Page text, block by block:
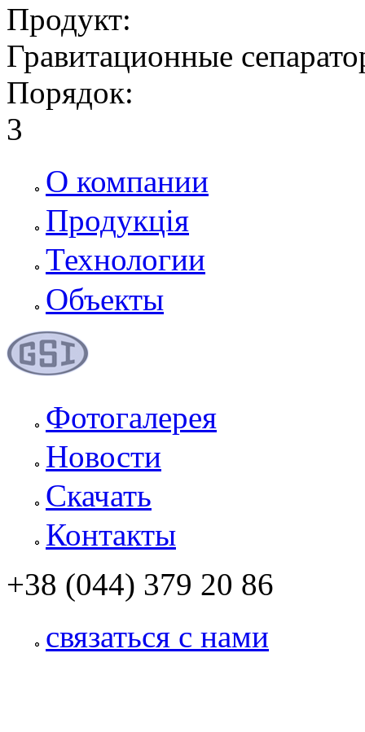
Продукт:
Гравитационные
Порядок:
3
О компании
Продукція
Технологии
Объекты
Фотогалерея
Новости
Скачать
Контакты
+38 (044) 379 20 86
связаться с нами